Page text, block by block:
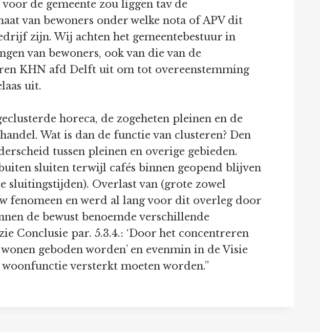
de gemeente zou liggen tav de
van bewoners onder welke nota of APV dit
zijn. Wij achten het gemeentebestuur in
van bewoners, ook van die van de
KHN afd Delft uit om tot overeenstemming
uit.
horeca, de zogeheten pleinen en de
Wat is dan de functie van clusteren? Den
tussen pleinen en overige gebieden.
sluiten terwijl cafés binnen geopend blijven
sluitingstijden). Overlast van (grote zowel
fenomeen en werd al lang voor dit overleg door
de bewust benoemde verschillende
Conclusie par. 5.3.4.: ‘Door het concentreren
geboden worden’ en evenmin in de Visie
versterkt moeten worden.”